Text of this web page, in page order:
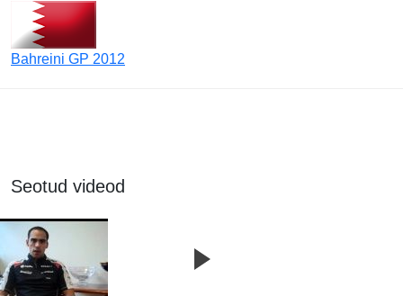
Bahreini GP 2012
Seotud videod